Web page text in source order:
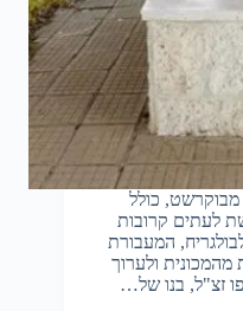
מבוקרשט, כולל
לעתים קרובות
המעבורת
מהמכונית ולערוך
זצ"ל, בנו של…